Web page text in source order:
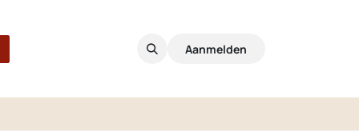
Aanmelden